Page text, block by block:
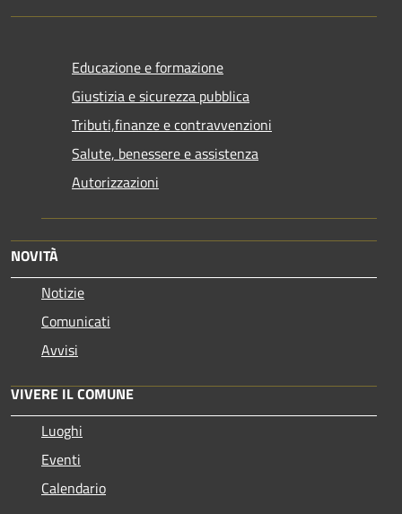
Educazione e formazione
Giustizia e sicurezza pubblica
Tributi,finanze e contravvenzioni
Salute, benessere e assistenza
Autorizzazioni
NOVITÀ
Notizie
Comunicati
Avvisi
VIVERE IL COMUNE
Luoghi
Eventi
Calendario